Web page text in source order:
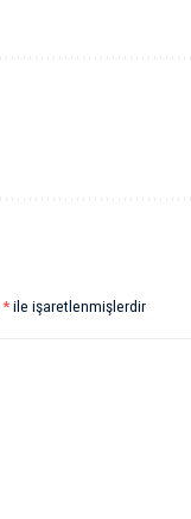
*ile işaretlenmişlerdir